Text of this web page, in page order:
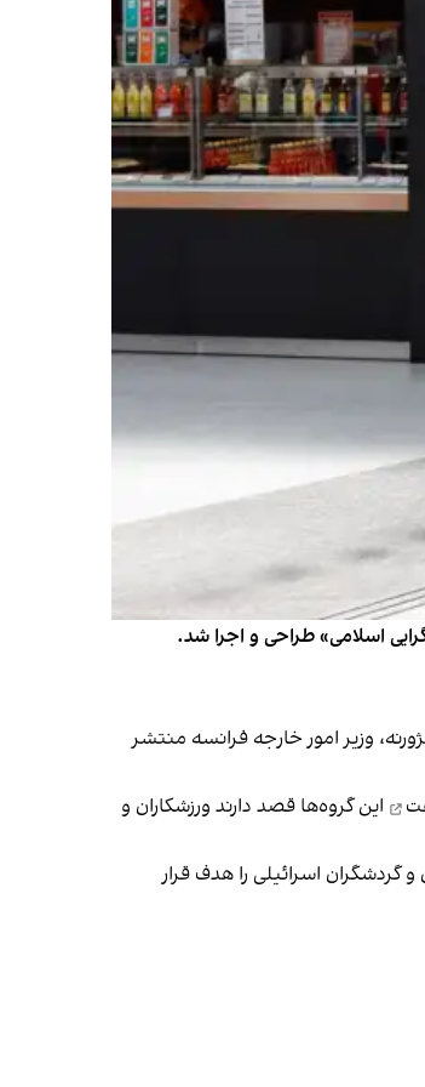
اسلامی» طراحی و اجرا شد.
سژورنه، وزیر امور خارجه فرانسه منتشر
این گروه‌ها قصد دارند ورزشکاران و
اسرائیلی را هدف قرار